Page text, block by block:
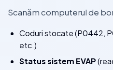
Scanăm computerul de
Coduri stocate (P0442,
etc.)
Status sistem EVAP